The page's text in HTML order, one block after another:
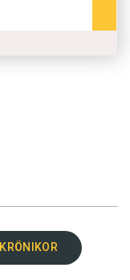
KRÖNIKOR